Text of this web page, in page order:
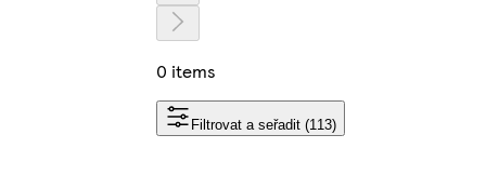
0 items
Filtrovat a seřadit (113)